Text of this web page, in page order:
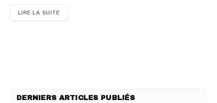
LIRE LA SUITE
DERNIERS ARTICLES PUBLIÉS